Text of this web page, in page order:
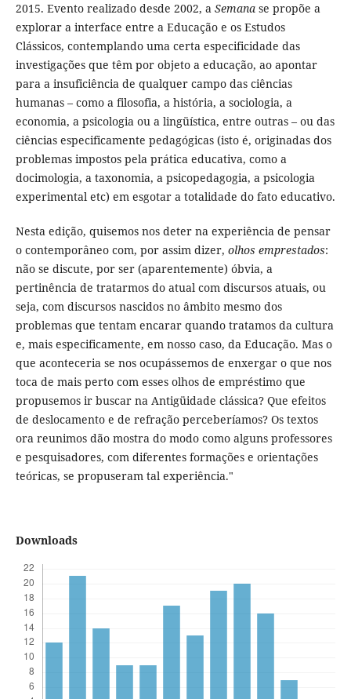
2015. Evento realizado desde 2002, a Semanase propõe a
explorar a interface entre a Educação e os Estudos
Clássicos, contemplando uma certa especificidade das
investigações que têm por objeto a educação, ao apontar
para a insuficiência de qualquer campo das ciências
humanas – como a filosofia, a história, a sociologia, a
economia, a psicologia ou a lingüística, entre outras – ou das
ciências especificamente pedagógicas (isto é, originadas dos
problemas impostos pela prática educativa, como a
docimologia, a taxonomia, a psicopedagogia, a psicologia
experimental etc) em esgotar a totalidade do fato educativo.
Nesta edição, quisemos nos deter na experiência de pensar
o contemporâneo com, por assim dizer, olhos emprestados:
não se discute, por ser (aparentemente) óbvia, a
pertinência de tratarmos do atual com discursos atuais, ou
seja, com discursos nascidos no âmbito mesmo dos
problemas que tentam encarar quando tratamos da cultura
e, mais especificamente, em nosso caso, da Educação. Mas o
que aconteceria se nos ocupássemos de enxergar o que nos
toca de mais perto com esses olhos de empréstimo que
propusemos ir buscar na Antigüidade clássica? Que efeitos
de deslocamento e de refração perceberíamos? Os textos
ora reunimos dão mostra do modo como alguns professores
e pesquisadores, com diferentes formações e orientações
teóricas, se propuseram tal experiência."
Downloads